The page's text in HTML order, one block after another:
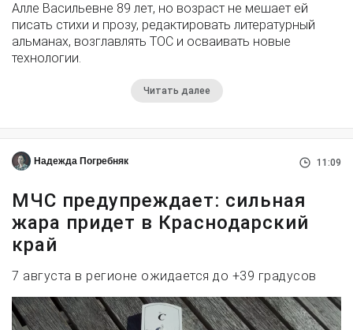
Алле Васильевне 89 лет, но возраст не мешает ей
писать стихи и прозу, редактировать литературный
альманах, возглавлять ТОС и осваивать новые
технологии.
Читать далее
Надежда Погребняк 11:09
МЧС предупреждает: сильная
жара придет в Краснодарский
край
7 августа в регионе ожидается до +39 градусов